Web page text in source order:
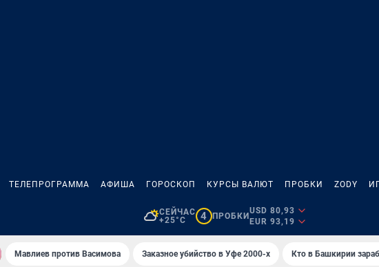
ТЕЛЕПРОГРАММА АФИША ГОРОСКОП КУРСЫ ВАЛЮТ ПРОБКИ ZODY
СЕЙЧАС
+25°C
4 ПРОБКИ
USD 80,93
EUR 93,19
Мавлиев против Васимова Заказное убийство в Уфе 2000-х Кто в Башкирии